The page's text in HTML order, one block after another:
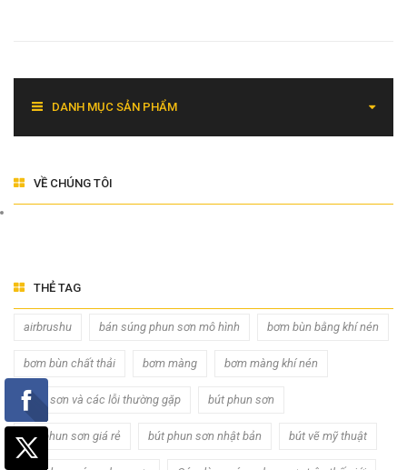
DANH MỤC SẢN PHẨM
VỀ CHÚNG TÔI
THẺ TAG
airbrushu bán súng phun sơn mô hình bơm bùn bằng khí nén
bơm bùn chất thải bơm màng bơm màng khí nén
Bơm sơn và các lỗi thường gặp bút phun sơn
bút phun sơn giá rẻ bút phun sơn nhật bản bút vẽ mỹ thuật